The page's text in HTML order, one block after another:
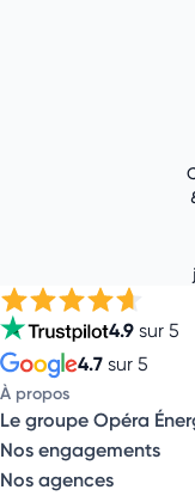
4.9 sur 5
4.7 sur 5
À propos
Le groupe Opéra
Nos engagements
Nos agences